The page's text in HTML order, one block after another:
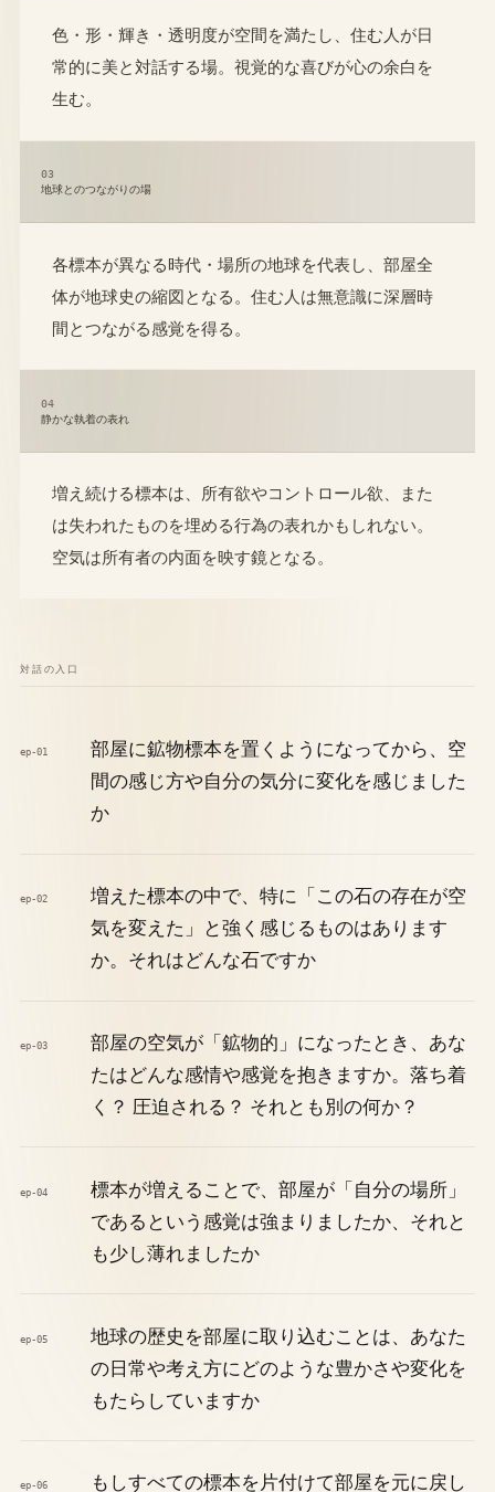
色・形・輝き・透明度が空間を満たし、住む人が日
常的に美と対話する場。視覚的な喜びが心の余白を
生む。
03
地球とのつながりの場
各標本が異なる時代・場所の地球を代表し、部屋全
体が地球史の縮図となる。住む人は無意識に深層時
間とつながる感覚を得る。
04
静かな執着の表れ
増え続ける標本は、所有欲やコントロール欲、また
は失われたものを埋める行為の表れかもしれない。
空気は所有者の内面を映す鏡となる。
対話の入口
ep-01
部屋に鉱物標本を置くようになってから、空
間の感じ方や自分の気分に変化を感じました
か
ep-02
増えた標本の中で、特に「この石の存在が空
気を変えた」と強く感じるものはあります
か。それはどんな石ですか
ep-03
部屋の空気が「鉱物的」になったとき、あな
たはどんな感情や感覚を抱きますか。落ち着
く？ 圧迫される？ それとも別の何か？
ep-04
標本が増えることで、部屋が「自分の場所」
であるという感覚は強まりましたか、それと
も少し薄れましたか
ep-05
地球の歴史を部屋に取り込むことは、あなた
の日常や考え方にどのような豊かさや変化を
もたらしていますか
ep-06 もしすべての標本を片付けて部屋を元に戻し